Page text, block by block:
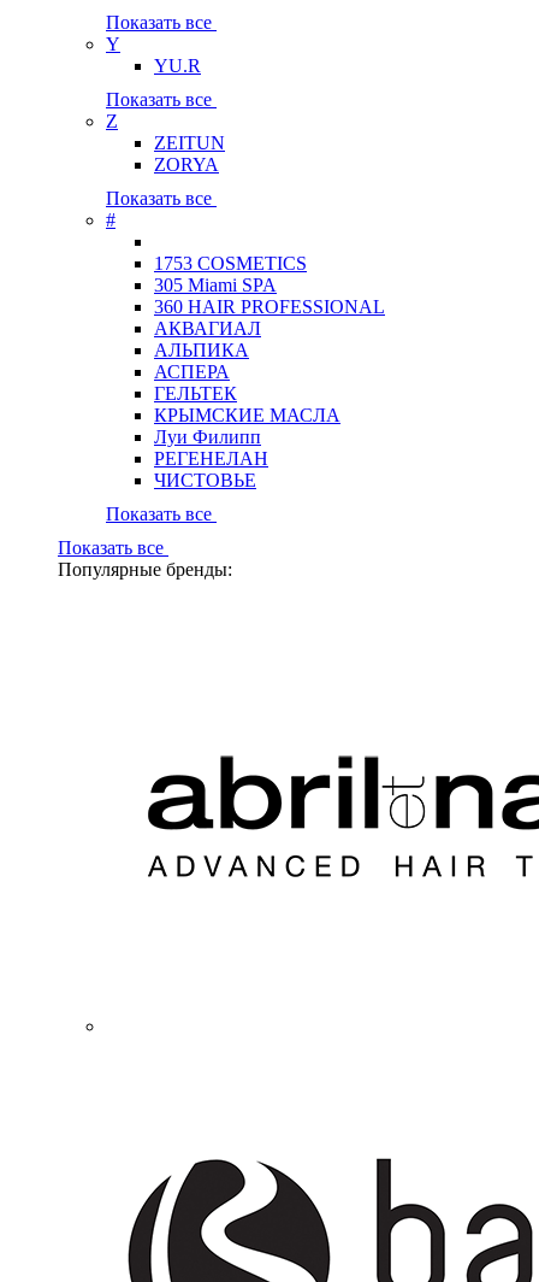
Показать все
Y
YU.R
Показать все
Z
ZEITUN
ZORYA
Показать все
#
1753 COSMETICS
305 Miami SPA
360 HAIR PROFESSIONAL
АКВАГИАЛ
АЛЬПИКА
АСПЕРА
ГЕЛЬТЕК
КРЫМСКИЕ МАСЛА
Луи Филипп
РЕГЕНЕЛАН
ЧИСТОВЬЕ
Показать все
Показать все
Популярные бренды: